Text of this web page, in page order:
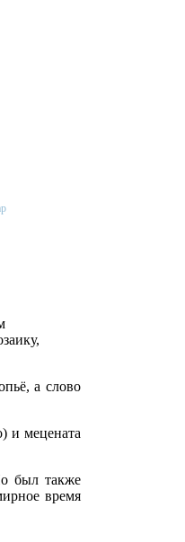
а слово
и мецената
был также
время